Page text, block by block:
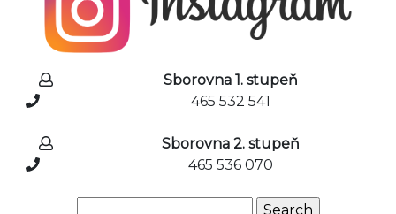
Sborovna 1. stupeň
465 532 541
Sborovna 2. stupeň
465 536 070